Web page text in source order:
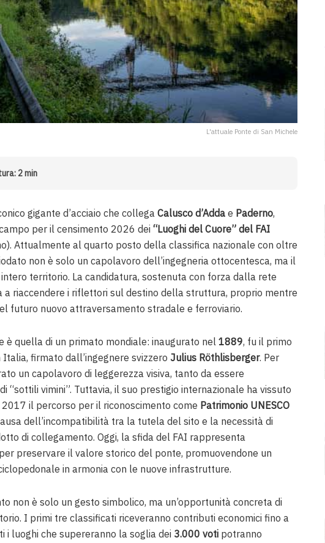
L'attuale Ponte di San Michele
2 min
gigante d’acciaio che collega Calusco d’Adda e Paderno,
per il censimento 2026 dei “Luoghi del Cuore” del FAI
Attualmente al quarto posto della classifica nazionale con oltre
non è solo un capolavoro dell’ingegneria ottocentesca, ma il
territorio. La candidatura, sostenuta con forza dalla rete
a riaccendere i riflettori sul destino della struttura, proprio mentre
futuro nuovo attraversamento stradale e ferroviario.
è quella di un primato mondiale: inaugurato nel 1889, fu il primo
firmato dall’ingegnere svizzero Julius Röthlisberger. Per
un capolavoro di leggerezza visiva, tanto da essere
“sottili vimini”. Tuttavia, il suo prestigio internazionale ha vissuto
il percorso per il riconoscimento come Patrimonio UNESCO
dell’incompatibilità tra la tutela del sito e la necessità di
di collegamento. Oggi, la sfida del FAI rappresenta
preservare il valore storico del ponte, promuovendone un
in armonia con le nuove infrastrutture.
non è solo un gesto simbolico, ma un’opportunità concreta di
I primi tre classificati riceveranno contributi economici fino a
i luoghi che supereranno la soglia dei 3.000 voti potranno